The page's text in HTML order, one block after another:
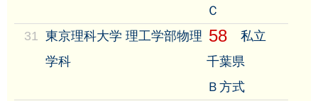
Ｃ
31
東京理科大学 理工学部物理
学科
58
私立
千葉県
Ｂ方式